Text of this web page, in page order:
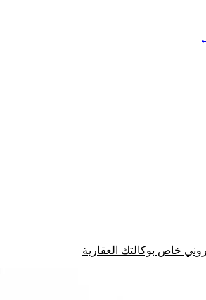
خاص بوكالتك العقارية